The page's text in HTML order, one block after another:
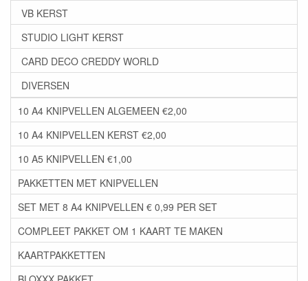
VB KERST
STUDIO LIGHT KERST
CARD DECO CREDDY WORLD
DIVERSEN
10 A4 KNIPVELLEN ALGEMEEN €2,00
10 A4 KNIPVELLEN KERST €2,00
10 A5 KNIPVELLEN €1,00
PAKKETTEN MET KNIPVELLEN
SET MET 8 A4 KNIPVELLEN € 0,99 PER SET
COMPLEET PAKKET OM 1 KAART TE MAKEN
KAARTPAKKETTEN